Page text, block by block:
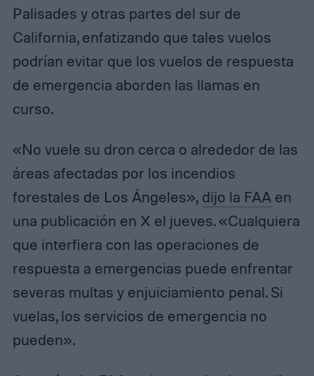
Palisades y otras partes del sur de
California, enfatizando que tales vuelos
podrían evitar que los vuelos de respuesta
de emergencia aborden las llamas en
curso.
«No vuele su dron cerca o alrededor de las
áreas afectadas por los incendios
forestales de Los Ángeles», dijo la FAA en
una publicación en X el jueves. «Cualquiera
que interfiera con las operaciones de
respuesta a emergencias puede enfrentar
severas multas y enjuiciamiento penal. Si
vuelas, los servicios de emergencia no
pueden».